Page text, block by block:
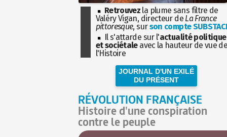
Retrouvez la plume sans filtre de
Valéry Vigan, directeur de La France
pittoresque, surson compte
Il s'attarde sur l'actualité politique
et sociétaleavec la hauteur de vue
l'Histoire
JOURNAL D'UN EXILÉ
DU PRÉSENT
RÉVOLUTION FRANÇAISE
Histoire d'une conspiration
contre le peuple